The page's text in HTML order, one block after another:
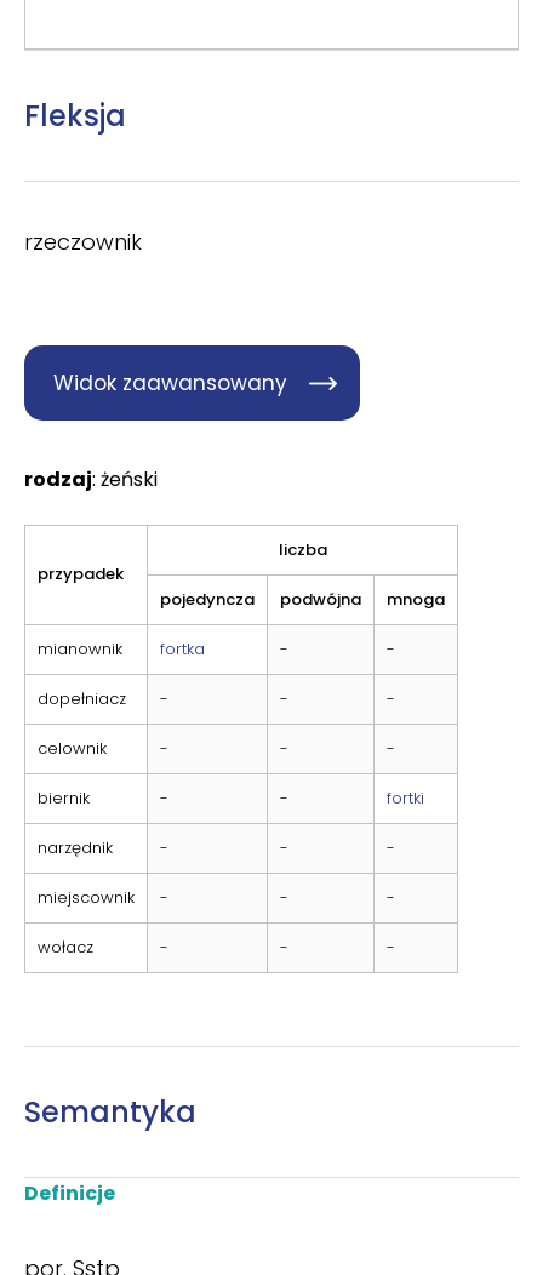
Fleksja
rzeczownik
Widok zaawansowany
rodzaj: żeński
przypadek
liczba
pojedyncza podwójna mnoga
mianownik fortka - -
dopełniacz - - -
celownik - - -
biernik - - fortki
narzędnik - - -
miejscownik - - -
wołacz - - -
Semantyka
Definicje
por. Sstp